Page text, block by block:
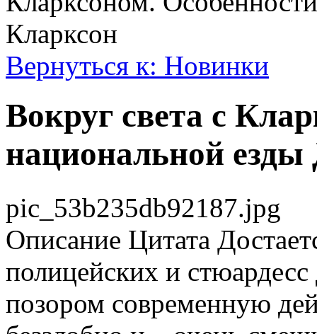
Кларксон
Вернуться к: Новинки
Вокруг света с
национальной
pic_53b235db92187.jpg
Описание Цитата
полицейских и
позором современную